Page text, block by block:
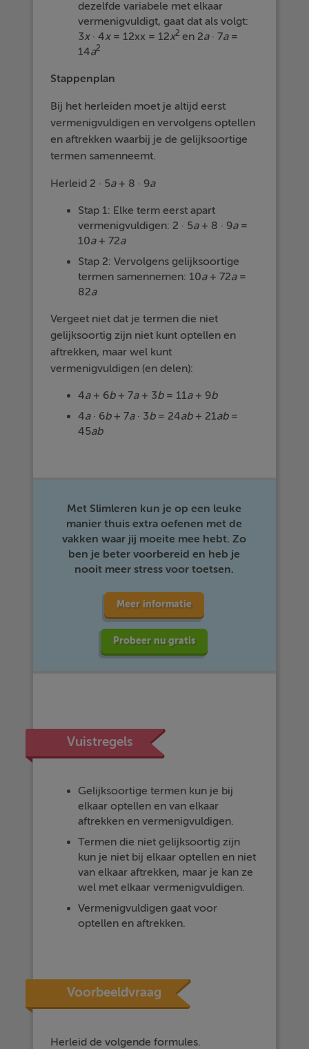
dezelfde variabele met elkaar
vermenigvuldigt, gaat dat als volgt:
3x· 4x= 12xx = 12x2 en 2a· 7a=
14a2
Stappenplan
Bij het herleiden moet je altijd eerst
vermenigvuldigen en vervolgens optellen
en aftrekken waarbij je de gelijksoortige
termen samenneemt.
Herleid 2 · 5a+ 8 · 9a
Stap 1: Elke term eerst apart
vermenigvuldigen: 2 · 5a+ 8 · 9a =
10a+ 72a
Stap 2: Vervolgens gelijksoortige
termen samennemen: 10a+ 72a=
82a
Vergeet niet dat je termen die niet
gelijksoortig zijn niet kunt optellen en
aftrekken, maar wel kunt
vermenigvuldigen (en delen):
4a+ 6b+ 7a+ 3b= 11a + 9b
4a· 6b+ 7a· 3b = 24ab+ 21ab=
45ab
Met Slimleren kun je op een leuke
manier thuis extra oefenen met de
vakken waar jij moeite mee hebt. Zo
ben je beter voorbereid en heb je
nooit meer stress voor toetsen.
Meer informatie
Probeer nu gratis
Vuistregels
Gelijksoortige termen kun je bij
elkaar optellen en van elkaar
aftrekken en vermenigvuldigen.
Termen die niet gelijksoortig zijn
kun je niet bij elkaar optellen en niet
van elkaar aftrekken, maar je kan ze
wel met elkaar vermenigvuldigen.
Vermenigvuldigen gaat voor
optellen en aftrekken.
Voorbeeldvraag
Herleid de volgende formules.